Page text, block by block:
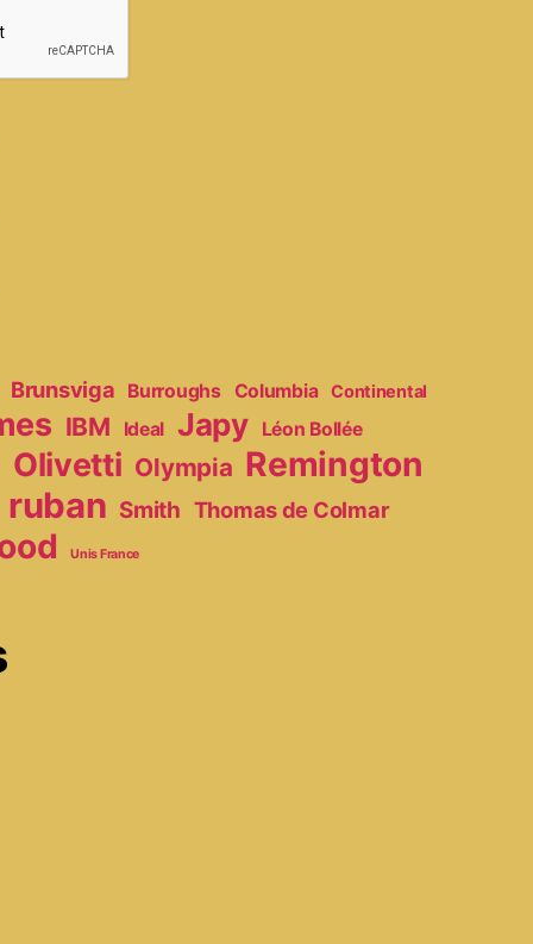
Brunsviga Burroughs Columbia Continental
IBM Ideal Japy
Léon Bollée
Olivetti Olympia Remington
ruban Smith Thomas de Colmar
Unis France